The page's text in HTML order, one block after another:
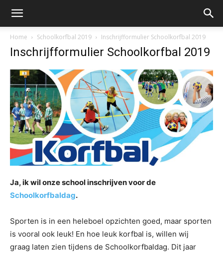
Home Schoolkorfbal 2019 Inschrijfformulier Schoolkorfbal 2019
Inschrijfformulier Schoolkorfbal 2019
Ja, ik wil onze school inschrijven voor de
Schoolkorfbaldag.
Sporten is in een heleboel opzichten goed, maar sporten
is vooral ook leuk! En hoe leuk korfbal is, willen wij
graag laten zien tijdens de Schoolkorfbaldag. Dit jaar